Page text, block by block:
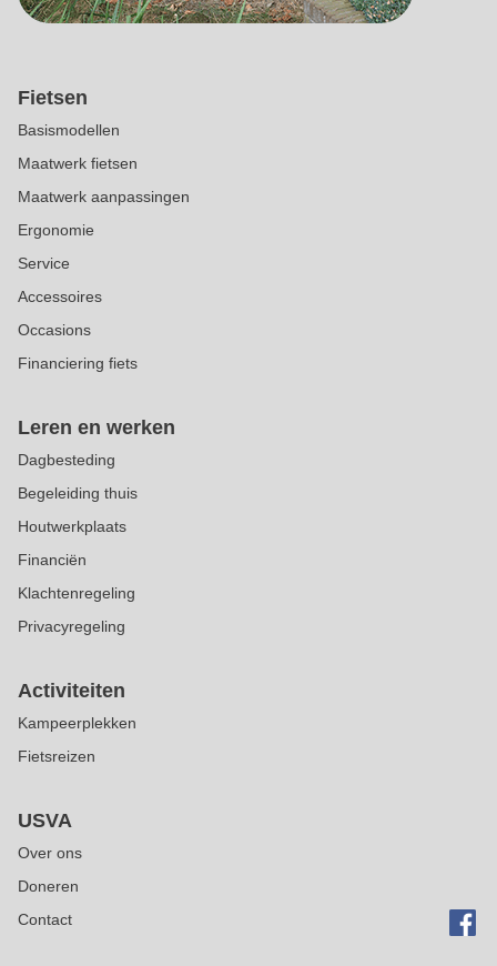
Fietsen
Basismodellen
Maatwerk fietsen
Maatwerk aanpassingen
Ergonomie
Service
Accessoires
Occasions
Financiering fiets
Leren en werken
Dagbesteding
Begeleiding thuis
Houtwerkplaats
Financiën
Klachtenregeling
Privacyregeling
Activiteiten
Kampeerplekken
Fietsreizen
USVA
Over ons
Doneren
Contact